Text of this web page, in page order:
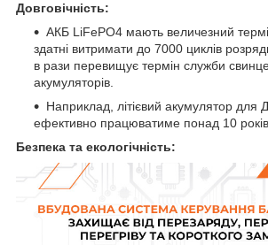
Довговічність:
АКБ LiFePO4 мають величезний
здатні витримати до 7000 циклів
в рази перевищує термін служби
акумуляторів.
Наприклад, літієвий акумулятор для
ефективно працюватиме понад 10
Безпека та екологічність: